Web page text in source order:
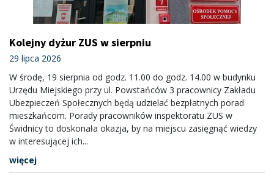
Kolejny dyżur ZUS w sierpniu
29 lipca 2026
W środę, 19 sierpnia od godz. 11.00 do godz. 14.00 w budynku
Urzędu Miejskiego przy ul. Powstańców 3 pracownicy Zakładu
Ubezpieczeń Społecznych będą udzielać bezpłatnych porad
mieszkańcom. Porady pracowników inspektoratu ZUS w
Świdnicy to doskonała okazja, by na miejscu zasięgnąć wiedzy
w interesującej ich...
więcej